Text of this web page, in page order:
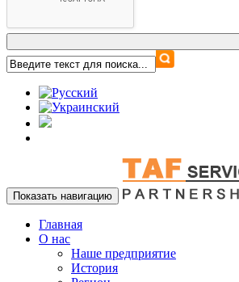
Показать навигацию
Главная
О нас
Наше предприятие
История